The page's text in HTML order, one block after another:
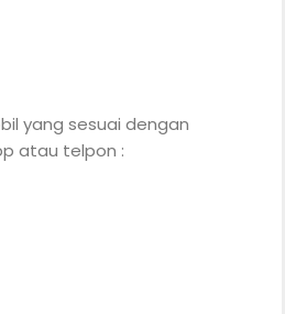
yang sesuai dengan
atau telpon :